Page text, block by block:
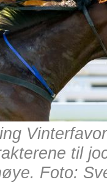
til
Foto: